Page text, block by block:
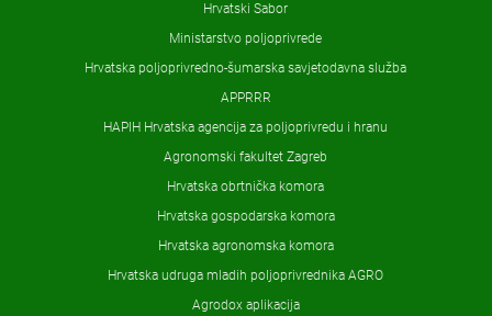
Hrvatski Sabor
Ministarstvo poljoprivrede
Hrvatska poljoprivredno-šumarska savjetodavna služba
APPRRR
HAPIH Hrvatska agencija za poljoprivredu i hranu
Agronomski fakultet Zagreb
Hrvatska obrtnička komora
Hrvatska gospodarska komora
Hrvatska agronomska komora
Hrvatska udruga mladih poljoprivrednika AGRO
Agrodox aplikacija